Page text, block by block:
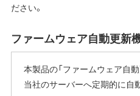
ださい。
ファームウェア自動更新
本製品の「ファームウェア自
当社のサーバーへ定期的に自